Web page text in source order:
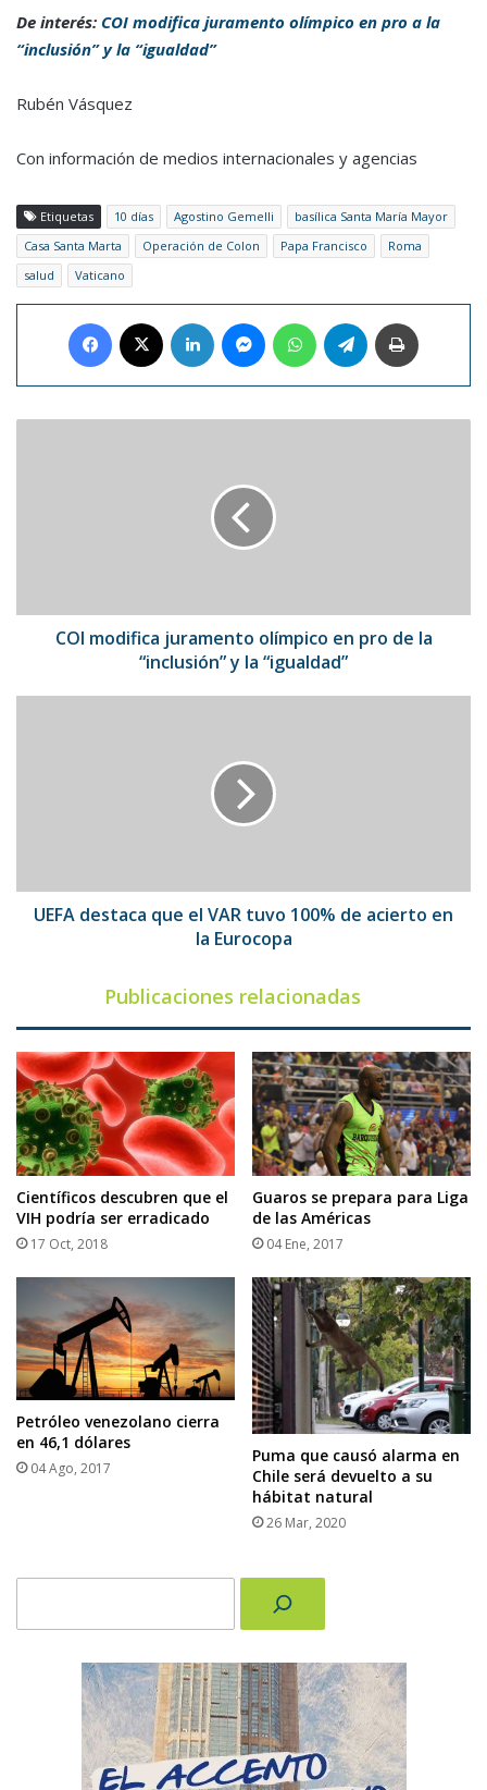
De interés: COI modifica juramento olímpico en pro a la
“inclusión” y la “igualdad”
Rubén Vásquez
Con información de medios internacionales y agencias
Etiquetas 10 días Agostino Gemelli
basílica Santa María Mayor
Casa Santa Marta
Operación de Colon Papa Francisco
Roma
salud
Vaticano
Facebook LinkedIn MessengerWhatsAppTelegram
“inclusión”
COI modifica juramento olímpico en pro de la
“inclusión” y la “igualdad”
acierto
UEFA destaca que el VAR tuvo 100% de acierto en
la Eurocopa
Publicaciones relacionadas
Científicos descubren que el
VIH podría ser erradicado
17 Oct, 2018
Guaros se prepara para Liga
de las Américas
04 Ene, 2017
Petróleo venezolano cierra
en 46,1 dólares
04 Ago, 2017
Puma que causó alarma en
Chile será devuelto a su
hábitat natural
26 Mar, 2020